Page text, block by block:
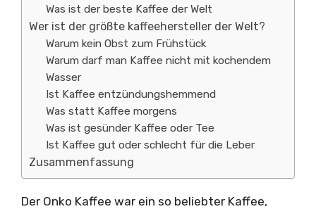
Was ist der beste Kaffee der Welt
Wer ist der größte kaffeehersteller der Welt?
Warum kein Obst zum Frühstück
Warum darf man Kaffee nicht mit kochendem
Wasser
Ist Kaffee entzündungshemmend
Was statt Kaffee morgens
Was ist gesünder Kaffee oder Tee
Ist Kaffee gut oder schlecht für die Leber
Zusammenfassung
Der Onko Kaffee war ein so beliebter Kaffee,